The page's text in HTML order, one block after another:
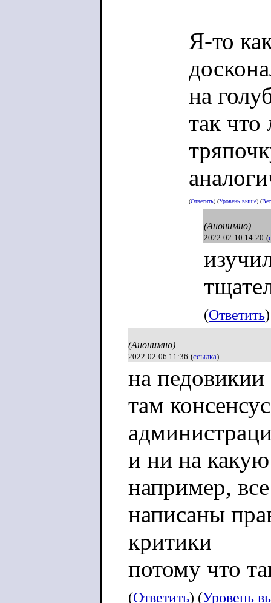
Я-то
на
так
(Ответить) (Уровень выше) (
(Анонимно)
2022-02-10 14:20 (
(Ответить
(Анонимно)
2022-02-06 11:36 (ссылка)
на
там
и ни на
например,
написаны
критики
потому что
(Ответить) (Уровень